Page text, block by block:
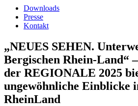
Downloads
Presse
Kontakt
„NEUES SEHEN.
Bergischen Rhein-Land“
der REGIONALE 2025
ungewöhnliche Einblicke
RheinLand